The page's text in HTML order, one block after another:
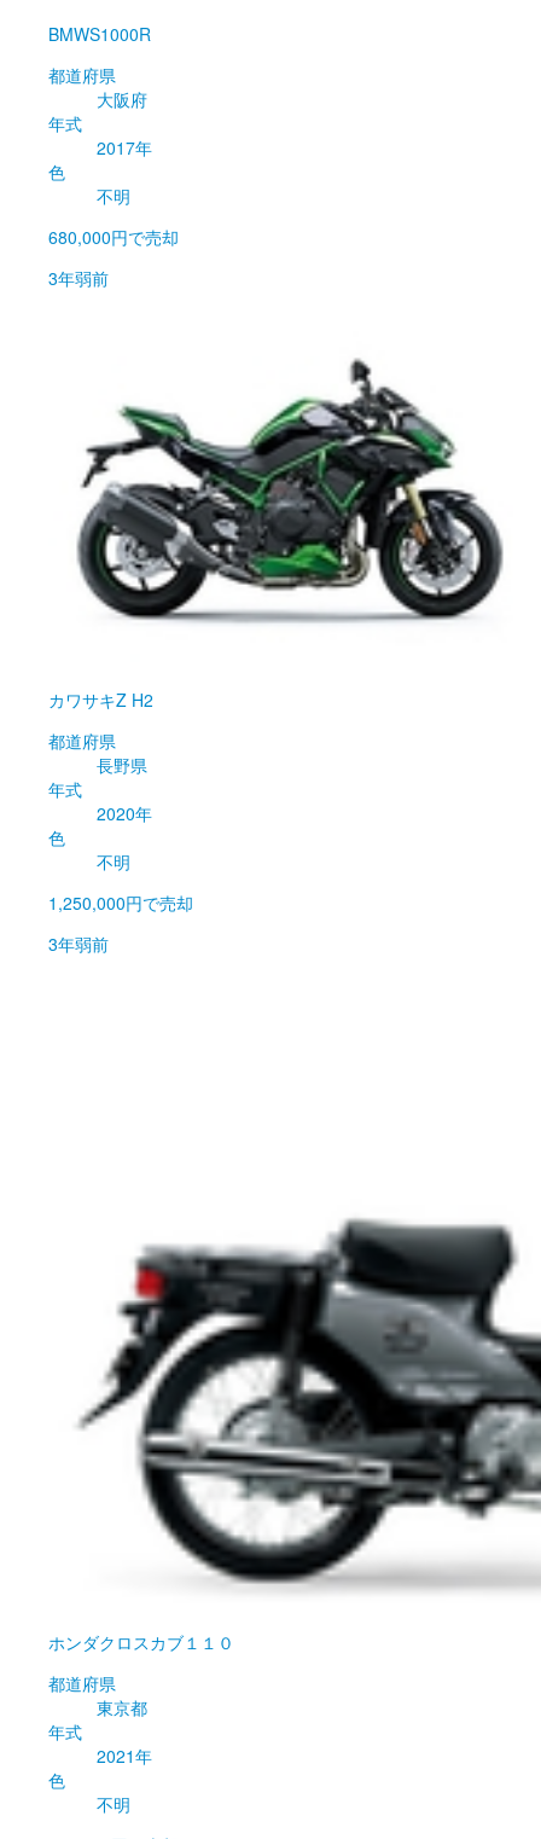
BMWS1000R
都道府県
大阪府
年式
2017年
色
不明
680,000円で売却
3年弱前
カワサキZ H2
都道府県
長野県
年式
2020年
色
不明
1,250,000円で売却
3年弱前
ホンダクロスカブ１１０
都道府県
東京都
年式
2021年
色
不明